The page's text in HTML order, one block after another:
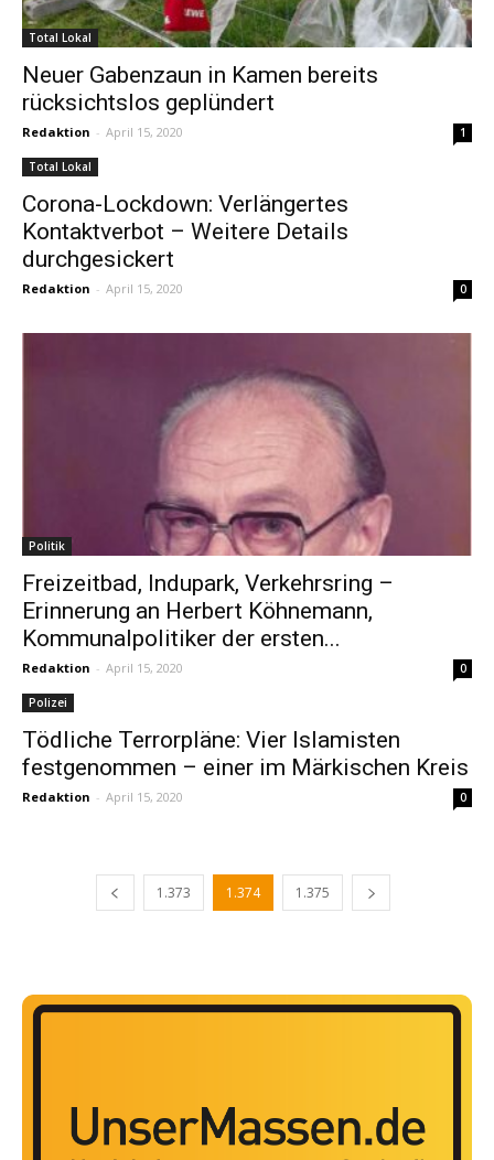
Total Lokal
Neuer Gabenzaun in Kamen bereits
rücksichtslos geplündert
Redaktion - April 15, 2020 1
Total Lokal
Corona-Lockdown: Verlängertes
Kontaktverbot – Weitere Details
durchgesickert
Redaktion - April 15, 2020 0
Politik
Freizeitbad, Indupark, Verkehrsring –
Erinnerung an Herbert Köhnemann,
Kommunalpolitiker der ersten...
Redaktion - April 15, 2020 0
Polizei
Tödliche Terrorpläne: Vier Islamisten
festgenommen – einer im Märkischen Kreis
Redaktion - April 15, 2020 0
1.373 1.374 1.375